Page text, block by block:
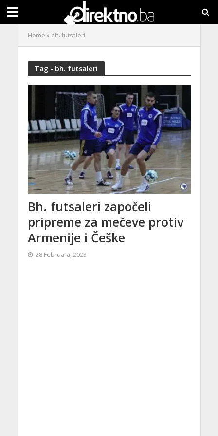
Home » bh. futsaleri
Tag - bh. futsaleri
Bh. futsaleri započeli
pripreme za mečeve protiv
Armenije i Češke
28 Februara, 2023